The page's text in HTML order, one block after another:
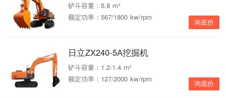
铲斗容量：5.8 m³
额定功率：567/1800 kw/rpm
询底价
日立ZX240-5A挖掘机
铲斗容量：1.2-1.4 m³
额定功率：127/2000 kw/rpm
询底价